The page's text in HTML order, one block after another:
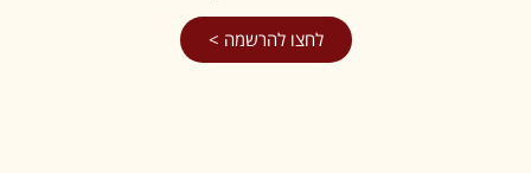
לחצו להרשמה >